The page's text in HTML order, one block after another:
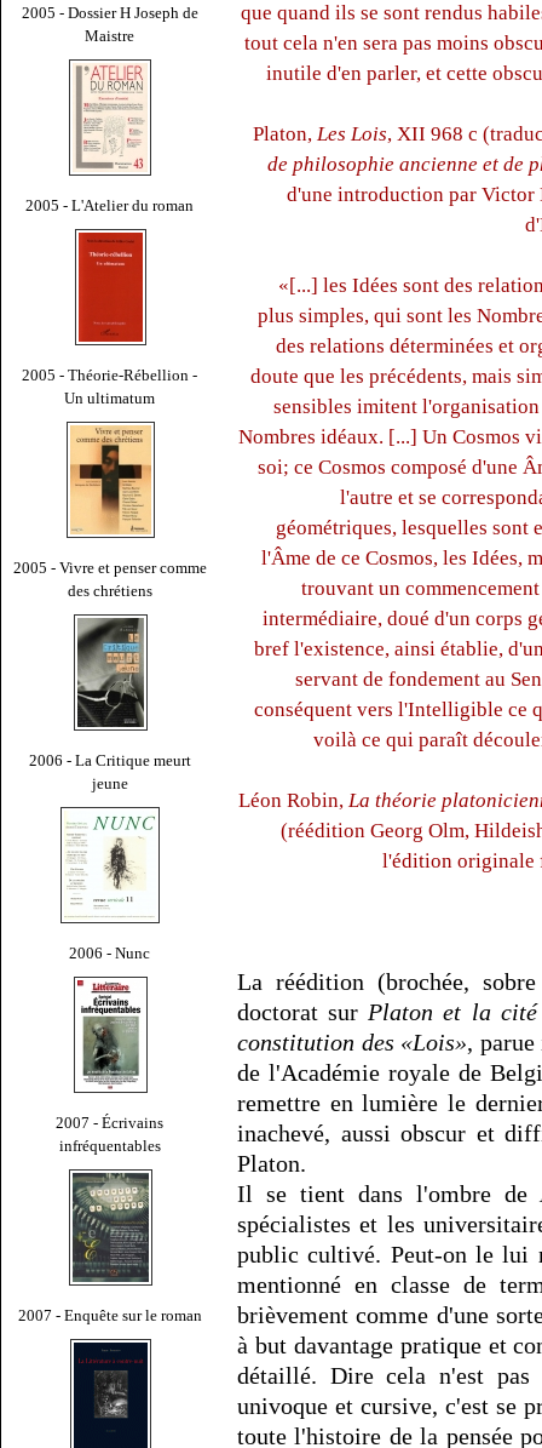
2005 - Dossier H Joseph de
Maistre
2005 - L'Atelier du roman
2005 - Théorie-Rébellion -
Un ultimatum
2005 - Vivre et penser comme
des chrétiens
2006 - La Critique meurt
jeune
2006 - Nunc
2007 - Écrivains
infréquentables
2007 - Enquête sur le roman
que quand ils se sont rendus
tout cela n'en sera pas moins
inutile d'en parler, et cette
Platon, Les Lois, XII 968 c
de philosophie ancienne et de
d'une introduction par
«[...] les Idées sont des
plus simples, qui sont les
des relations déterminées et
doute que les précédents, mais
sensibles imitent
Nombres idéaux. [...] Un Cosmos
soi; ce Cosmos composé d'une
l'autre et se
géométriques, lesquelles sont
l'Âme de ce Cosmos, les Idées,
trouvant un
intermédiaire, doué d'un corps
bref l'existence, ainsi établie,
servant de fondement au
conséquent vers l'Intelligible ce
voilà ce qui paraît
Léon Robin, La théorie
(réédition Georg Olm,
l'édition originale
La réédition (brochée,
doctorat sur Platon et la
constitution des «Lois»,
de l'Académie royale de
remettre en lumière le
inachevé, aussi obscur et
Platon.
Il se tient dans l'ombre de
spécialistes et les
public cultivé. Peut-on le lui
mentionné en classe de
brièvement comme d'une
à but davantage pratique et
détaillé. Dire cela n'est
univoque et cursive, c'est se
toute l'histoire de la pensée